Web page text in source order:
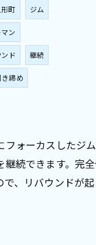
形町 ジム
ン
ンド 継続
き締め
ォーカスしたジ
継続できます。完
、リバウンドが